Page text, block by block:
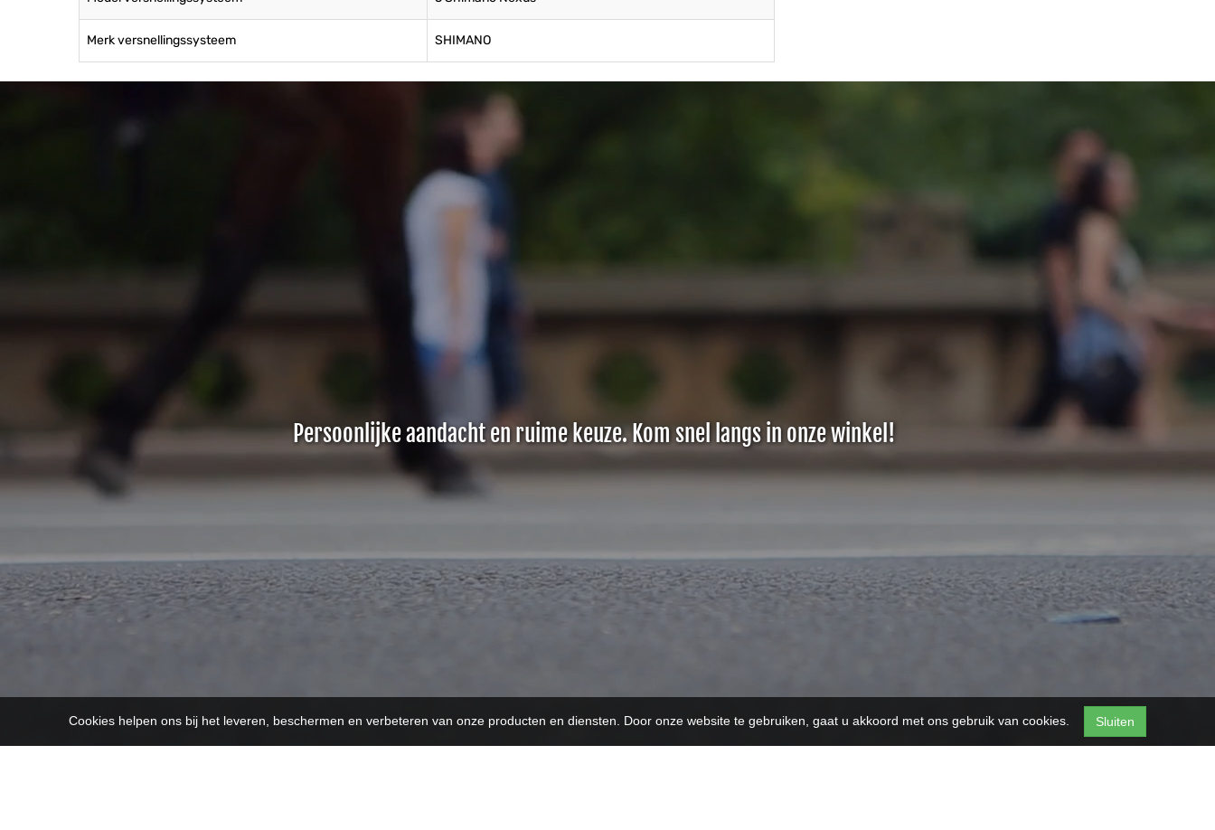
Merk versnellingssysteem SHIMANO
Persoonlijke aandacht en ruime keuze. Kom snel langs in onze winkel!
Cookies helpen ons bij het leveren, beschermen en verbeteren van onze producten en diensten. Door onze website te gebruiken, gaat u akkoord met ons gebruik van cookies. Sluiten